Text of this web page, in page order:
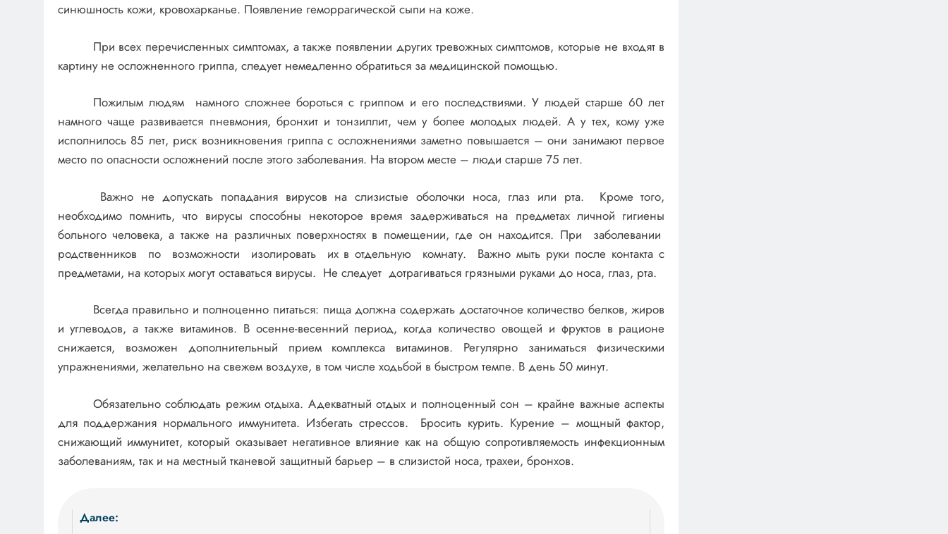
синюшность кожи, кровохарканье. Появление геморрагической сыпи на коже.
При всех перечисленных симптомах, а также появлении других тревожных симптомов, которые не входят в
картину не осложненного гриппа, следует немедленно обратиться за медицинской помощью.
Пожилым людям намного сложнее бороться с гриппом и его последствиями. У людей старше 60 лет
намного чаще развивается пневмония, бронхит и тонзиллит, чем у более молодых людей. А у тех, кому уже
исполнилось 85 лет, риск возникновения гриппа с осложнениями заметно повышается – они занимают первое
место по опасности осложнений после этого заболевания. На втором месте – люди старше 75 лет.
Важно не допускать попадания вирусов на слизистые оболочки носа, глаз или рта. Кроме того,
необходимо помнить, что вирусы способны некоторое время задерживаться на предметах личной гигиены
больного человека, а также на различных поверхностях в помещении, где он находится. При заболевании
родственников по возможности изолировать их в отдельную комнату. Важно мыть руки после контакта с
предметами, на которых могут оставаться вирусы. Не следует дотрагиваться грязными руками до носа, глаз, рта.
Всегда правильно и полноценно питаться: пища должна содержать достаточное количество белков, жиров
и углеводов, а также витаминов. В осенне-весенний период, когда количество овощей и фруктов в рационе
снижается, возможен дополнительный прием комплекса витаминов. Регулярно заниматься физическими
упражнениями, желательно на свежем воздухе, в том числе ходьбой в быстром темпе. В день 50 минут.
Обязательно соблюдать режим отдыха. Адекватный отдых и полноценный сон – крайне важные аспекты
для поддержания нормального иммунитета. Избегать стрессов. Бросить курить. Курение – мощный фактор,
снижающий иммунитет, который оказывает негативное влияние как на общую сопротивляемость инфекционным
заболеваниям, так и на местный тканевой защитный барьер – в слизистой носа, трахеи, бронхов.
Навигация
Далее: